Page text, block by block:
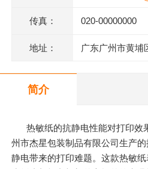
传真： 020-00000000
地址： 广东广州市黄埔
简介
热敏纸的抗静电性能对打印效
州市杰星包装制品有限公司生产
静电带来的打印难题。这款热敏